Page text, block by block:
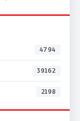
4794
39162
2198